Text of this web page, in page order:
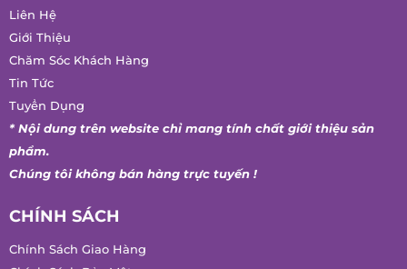
VỀ CHÚNG TÔI
Liên Hệ
Giới Thiệu
Chăm Sóc Khách Hàng
Tin Tức
Tuyển Dụng
* Nội dung trên website chỉ mang tính chất giới thiệu sản
Chúng tôi không bán hàng trực tuyến !
CHÍNH SÁCH